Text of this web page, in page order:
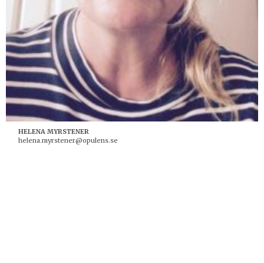
HELENA MYRSTENER
helena.myrstener@opulens.se